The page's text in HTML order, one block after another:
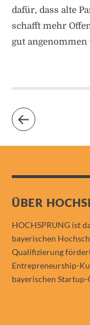
dafür, dass alte
schafft mehr
gut angenommen
ÜBER
HOCHSPRUNG ist
bayerischen
Qualifizierung
Entrepreneurship-
bayerischen Startup-